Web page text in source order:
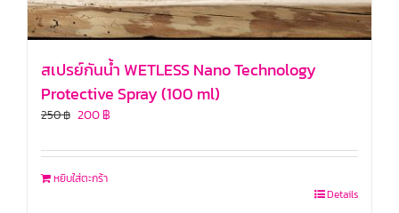
สเปรย์กันน้ำ WETLESS Nano Technology
Protective Spray (100 ml)
250฿ 200฿
หยิบใส่ตะกร้า
Details